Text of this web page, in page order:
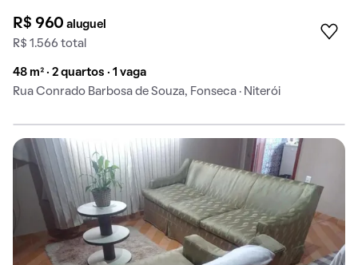
R$ 960aluguel
R$ 1.566 total
48 m² · 2 quartos · 1 vaga
Rua Conrado Barbosa de Souza, Fonseca · Niterói